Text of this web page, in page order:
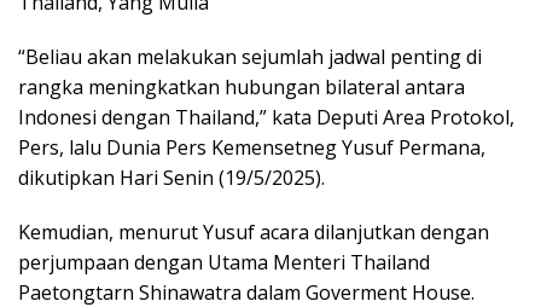
“Beliau akan melakukan sejumlah jadwal penting di
rangka meningkatkan hubungan bilateral antara
Indonesi dengan Thailand,” kata Deputi Area Protokol,
Pers, lalu Dunia Pers Kemensetneg Yusuf Permana,
dikutipkan Hari Senin (19/5/2025).
Kemudian, menurut Yusuf acara dilanjutkan dengan
perjumpaan dengan Utama Menteri Thailand
Paetongtarn Shinawatra dalam Goverment House.